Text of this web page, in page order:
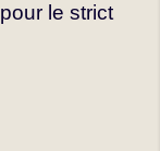
le strict